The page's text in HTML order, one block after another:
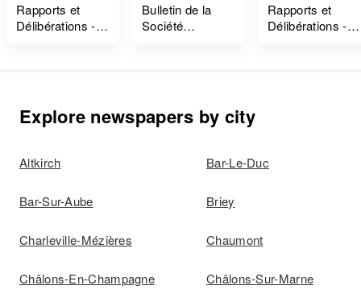
Rapports et
Délibérations -
Bulletin de la
Société
Rapports et
Délibérations -
Explore newspapers by city
Altkirch Bar-Le-Duc
Bar-Sur-Aube Briey
Charleville-Mézières Chaumont
Châlons-En-Champagne Châlons-Sur-Marne